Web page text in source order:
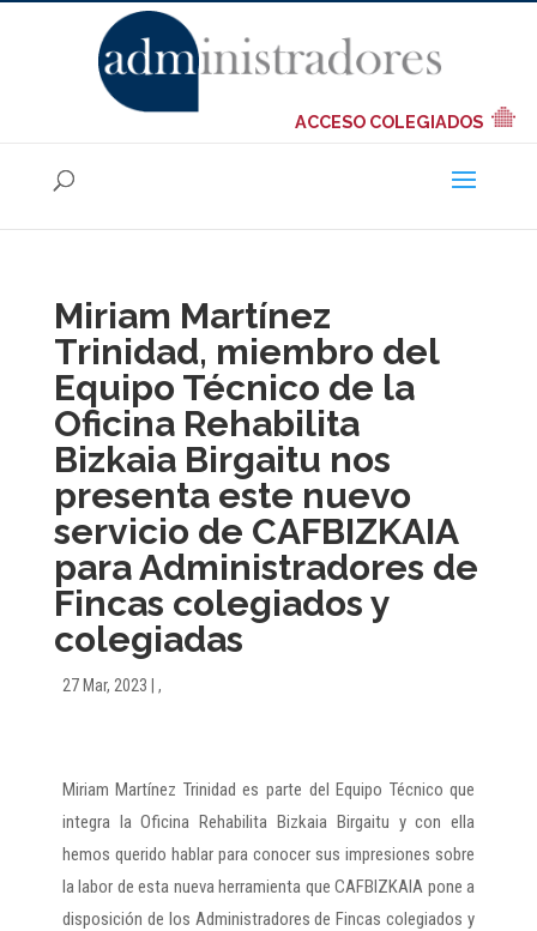
ACCESO COLEGIADOS
Miriam Martínez
Trinidad, miembro del
Equipo Técnico de la
Oficina Rehabilita
Bizkaia Birgaitu nos
presenta este nuevo
servicio de CAFBIZKAIA
para Administradores de
Fincas colegiados y
colegiadas
27 Mar, 2023 ,
Miriam Martínez Trinidad es parte del Equipo Técnico que
integra la Oficina Rehabilita Bizkaia Birgaitu y con ella
hemos querido hablar para conocer sus impresiones sobre
la labor de esta nueva herramienta que CAFBIZKAIA pone a
disposición de los Administradores de Fincas colegiados y